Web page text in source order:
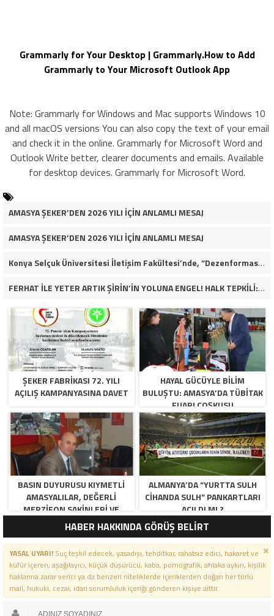
Grammarly for Your Desktop | Grammarly.How to Add
Grammarly to Your Microsoft Outlook App
Note: Grammarly for Windows and Mac supports Windows 10
and all macOS versions You can also copy the text of your email
and check it in the online. Grammarly for Microsoft Word and
Outlook Write better, clearer documents and emails. Available
for desktop devices. Grammarly for Microsoft Word.
AMASYA ŞEKER’DEN 2026 YILI İÇİN ANLAMLI MESAJ
AMASYA ŞEKER’DEN 2026 YILI İÇİN ANLAMLI MESAJ
Konya Selçuk Üniversitesi İletişim Fakültesi’nde, “Dezenformasyon Çağında Medya ve Gençlik: Tehditler ve Fırsatlar” başlığıyla öğrencilerimizle bir araya gelerek kapsamlı bir söyleşi ve seminer gerçekleştirdik.
FERHAT İLE YETER ARTIK ŞİRİN’İN YOLUNA ENGEL! HALK TEPKİLİ: “YOLU KAPATMAK ÇÖZÜM DEĞİL, GÖREVİNİ YAP!”
ŞEKER FABRİKASI 72. YILI
AÇILIŞ KAMPANYASINA DAVET
HAYAL GÜCÜYLE BILIM
BULUŞTU: AMASYA’DA TÜBİTAK
FUARI COŞKUSU
BASIN DUYURUSU KIYMETLI
AMASYALILAR, DEĞERLI
MERZIFON SAKINLERI VE
PANCAR KOOPERATIFI
YÖNETICI VE ÜYELERI.
BILINDIĞI ÜZERE SIZLERIN
ORTAKLIĞININ OLDUĞU, YENI
ANADOLU MADENCILIK ILE
ILGILI SKANDAL IDDIALAR VE
OLUŞTURULAN MILYARLARCA
LIRALIK KAMU ZARARLARINI,
ALMANYA’DA “YURTTA SULH
CIHANDA SULH” PANKARTLARI
AÇILDI MI ?
HABER HAKKINDA GÖRÜŞ BELİRT
YASAL UYARI!Suç teşkil edecek, yasadışı, tehditkar, rahatsız edici, hakaret ve
küfür içeren, aşağılayıcı, küçük düşürücü, kaba, pornografik, ahlaka aykırı, kişilik
haklarına zarar verici ya da benzeri niteliklerde içeriklerden doğan her türlü
mali, hukuki, cezai, idari sorumluluk içeriği gönderen kişiye aittir.